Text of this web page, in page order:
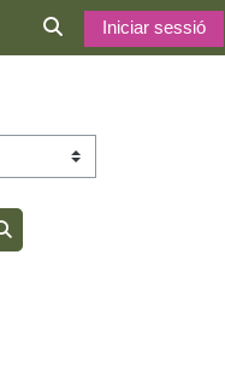
Commuta l'entrada
Iniciar sessió
Cerca cursos